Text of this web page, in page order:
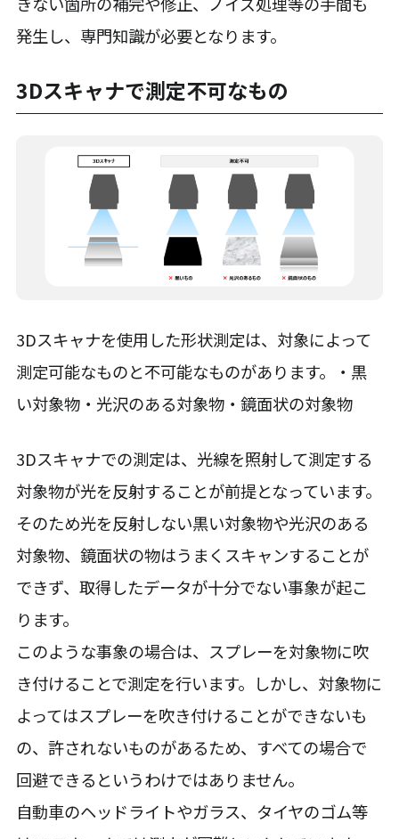
発生し、専門知識が必要となります。
3Dスキャナで測定不可なもの
3Dスキャナを使用した形状測定は、対象によって
測定可能なものと不可能なものがあります。・黒
い対象物・光沢のある対象物・鏡面状の対象物
3Dスキャナでの測定は、光線を照射して測定する
対象物が光を反射することが前提となっています。
そのため光を反射しない黒い対象物や光沢のある
対象物、鏡面状の物はうまくスキャンすることが
できず、取得したデータが十分でない事象が起こ
ります。
このような事象の場合は、スプレーを対象物に吹
き付けることで測定を行います。しかし、対象物に
よってはスプレーを吹き付けることができないも
の、許されないものがあるため、すべての場合で
回避できるというわけではありません。
自動車のヘッドライトやガラス、タイヤのゴム等